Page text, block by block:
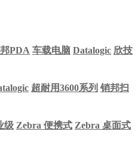
PDA 车载电脑 Datalogic 欣技
超耐用3600系列 销邦扫
级 Zebra 便携式 Zebra 桌面式